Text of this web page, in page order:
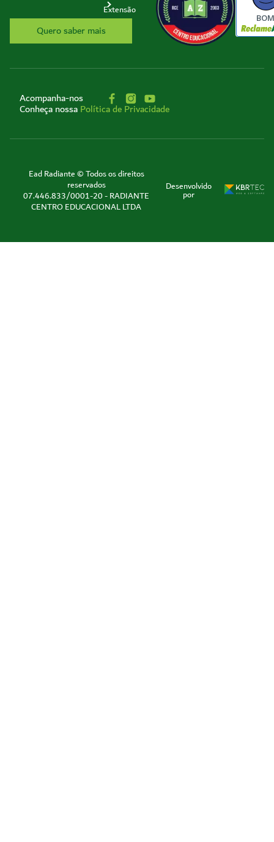
Quero saber mais
Extensão
Acompanha-nos
Conheça nossaPolítica de Privacidade
Ead Radiante © Todos os direitos
reservados
07.446.833/0001-20 - RADIANTE
CENTRO EDUCACIONAL LTDA
Desenvolvido
por